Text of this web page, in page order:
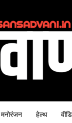
मनोरंजन हेल्थ